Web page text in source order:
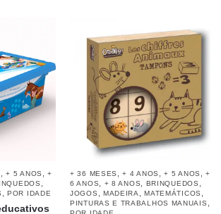
,+ 5 ANOS ,+
,POR IDADE
+ 36 MESES ,+ 4 ANOS ,+ 5 ANOS ,+
6 ANOS
+ 8 ANOS BRINQUEDOS
JOGOS MADEIRA ,MATEMÁTICOS
PINTURAS E TRABALHOS MANUAIS